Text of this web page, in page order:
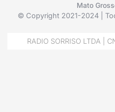
Mato
© Copyright 2021-2024 |
RADIO SORRISO LTDA |